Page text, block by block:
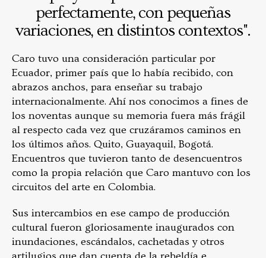
perfectamente, con pequeñas
variaciones, en distintos contextos".
Caro tuvo una consideración particular por
Ecuador, primer país que lo había recibido, con
abrazos anchos, para enseñar su trabajo
internacionalmente. Ahí nos conocimos a fines de
los noventas aunque su memoria fuera más frágil
al respecto cada vez que cruzáramos caminos en
los últimos años. Quito, Guayaquil, Bogotá.
Encuentros que tuvieron tanto de desencuentros
como la propia relación que Caro mantuvo con los
circuitos del arte en Colombia.
Sus intercambios en ese campo de producción
cultural fueron gloriosamente inaugurados con
inundaciones, escándalos, cachetadas y otros